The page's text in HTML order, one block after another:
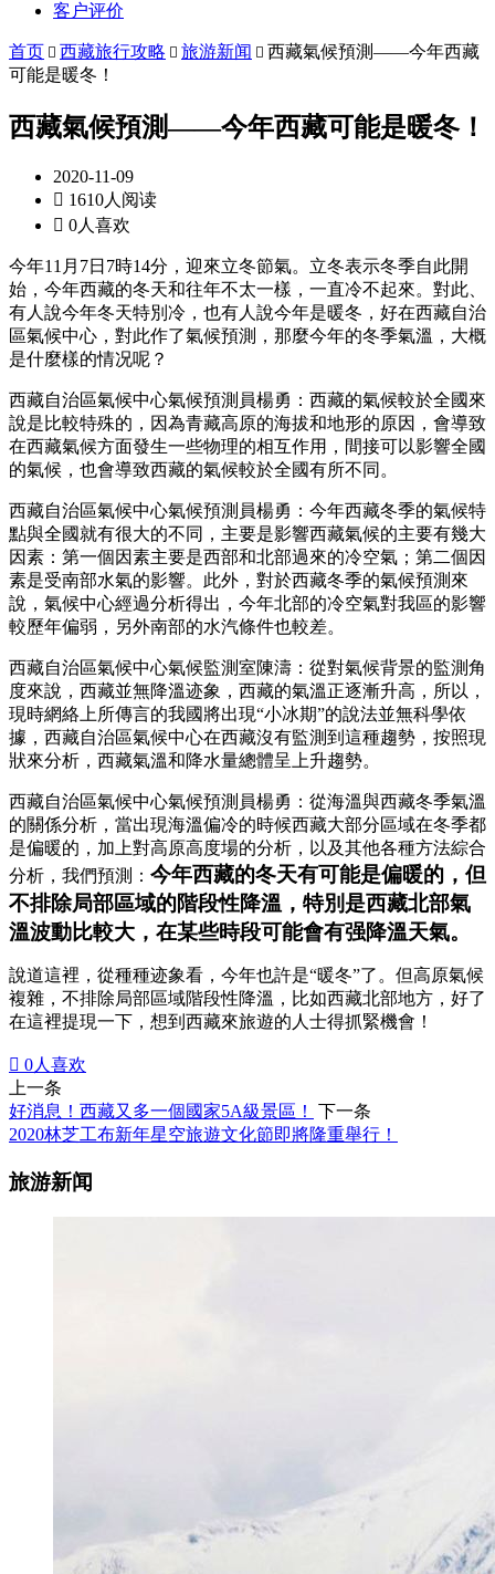
客户评价
首页  西藏旅行攻略  旅游新闻  西藏氣候預測——今年西藏
可能是暖冬！
西藏氣候預測——今年西藏可能是暖冬！
2020-11-09
 1610人阅读
 0人喜欢
今年11月7日7時14分，迎來立冬節氣。立冬表示冬季自此開
始，今年西藏的冬天和往年不太一樣，一直冷不起來。對此、
有人說今年冬天特別冷，也有人說今年是暖冬，好在西藏自治
區氣候中心，對此作了氣候預測，那麼今年的冬季氣溫，大概
是什麼樣的情况呢？
西藏自治區氣候中心氣候預測員楊勇：西藏的氣候較於全國來
說是比較特殊的，因為青藏高原的海拔和地形的原因，會導致
在西藏氣候方面發生一些物理的相互作用，間接可以影響全國
的氣候，也會導致西藏的氣候較於全國有所不同。
西藏自治區氣候中心氣候預測員楊勇：今年西藏冬季的氣候特
點與全國就有很大的不同，主要是影響西藏氣候的主要有幾大
因素：第一個因素主要是西部和北部過來的冷空氣；第二個因
素是受南部水氣的影響。此外，對於西藏冬季的氣候預測來
說，氣候中心經過分析得出，今年北部的冷空氣對我區的影響
較歷年偏弱，另外南部的水汽條件也較差。
西藏自治區氣候中心氣候監測室陳濤：從對氣候背景的監測角
度來說，西藏並無降溫迹象，西藏的氣溫正逐漸升高，所以，
現時網絡上所傳言的我國將出現“小冰期”的說法並無科學依
據，西藏自治區氣候中心在西藏沒有監測到這種趨勢，按照現
狀來分析，西藏氣溫和降水量總體呈上升趨勢。
西藏自治區氣候中心氣候預測員楊勇：從海溫與西藏冬季氣溫
的關係分析，當出現海溫偏冷的時候西藏大部分區域在冬季都
是偏暖的，加上對高原高度場的分析，以及其他各種方法綜合
分析，我們預測： 今年西藏的冬天有可能是偏暖的，但
不排除局部區域的階段性降溫，特別是西藏北部氣
溫波動比較大，在某些時段可能會有强降溫天氣。
說道這裡，從種種迹象看，今年也許是“暖冬”了。但高原氣候
複雜，不排除局部區域階段性降溫，比如西藏北部地方，好了
在這裡提現一下，想到西藏來旅遊的人士得抓緊機會！
 0人喜欢
上一条
好消息！西藏又多一個國家5A級景區！
下一条
2020林芝工布新年星空旅遊文化節即將隆重舉行！
旅游新闻